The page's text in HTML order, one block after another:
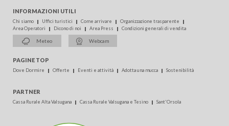
INFORMAZIONI UTILI
Chi siamo Uffici turistici Come arrivare
Organizzazione trasparente
Area Operatori
Dicono di noi Area Press Condizioni generali di vendita
Meteo Webcam
PAGINE TOP
Dove Dormire Offerte Eventi e attività Adotta una mucca Sostenibilità
PARTNER
Cassa Rurale Alta Valsugana Cassa Rurale Valsugana e Tesino Sant'Orsola